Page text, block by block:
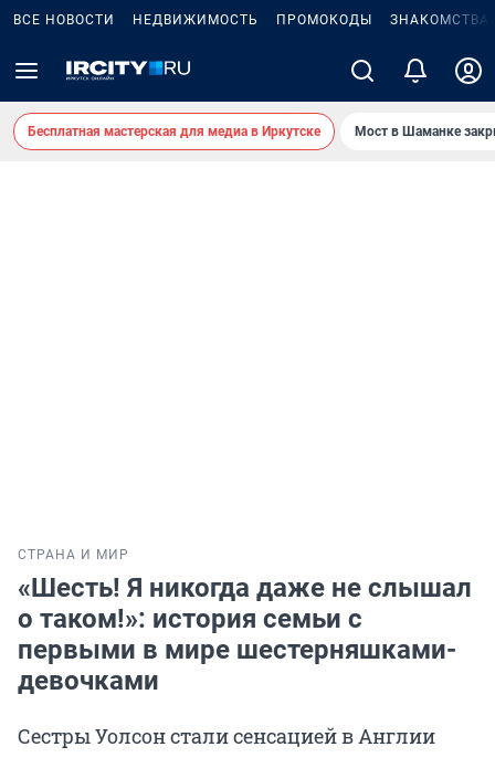
ВСЕ НОВОСТИ НЕДВИЖИМОСТЬ ПРОМОКОДЫ ЗНАКОМСТВА
Бесплатная мастерская для медиа в Иркутске Мост в Шаманке
СТРАНА И МИР
«Шесть! Я никогда даже не слышал
о таком!»: история семьи с
первыми в мире шестерняшками-
девочками
Сестры Уолсон стали сенсацией в Англии